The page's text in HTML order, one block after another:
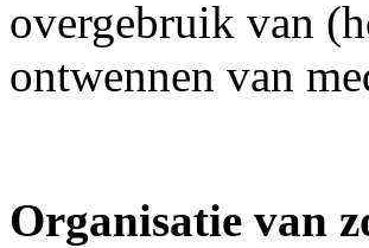
overgebruik van
ontwennen van
Organisatie van